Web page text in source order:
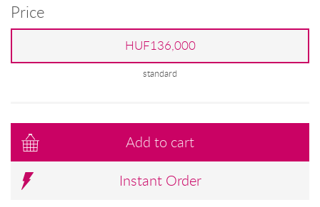
Price
HUF136,000
standard
Add to cart
Instant Order